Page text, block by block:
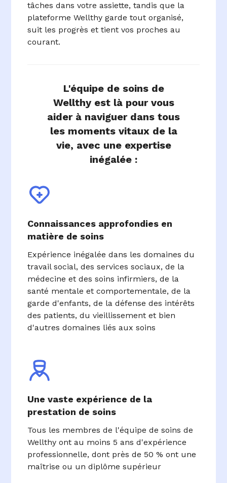
tâches dans votre assiette, tandis que la
plateforme Wellthy garde tout organisé,
suit les progrès et tient vos proches au
courant.
L'équipe de soins de
Wellthy est là pour vous
aider à naviguer dans tous
les moments vitaux de la
vie, avec une expertise
inégalée :
Connaissances approfondies en
matière de soins
Expérience inégalée dans les domaines du
travail social, des services sociaux, de la
médecine et des soins infirmiers, de la
santé mentale et comportementale, de la
garde d'enfants, de la défense des intérêts
des patients, du vieillissement et bien
d'autres domaines liés aux soins
Une vaste expérience de la
prestation de soins
Tous les membres de l'équipe de soins de
Wellthy ont au moins 5 ans d'expérience
professionnelle, dont près de 50 % ont une
maîtrise ou un diplôme supérieur